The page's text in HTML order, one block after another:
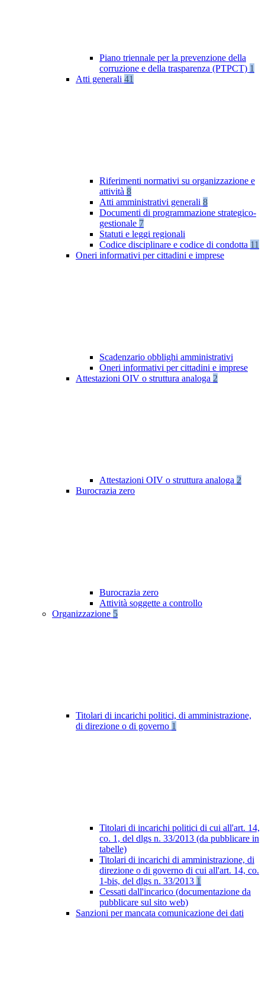
Piano triennale per la prevenzione della
corruzione e della trasparenza (PTPCT) 1
Atti generali 41
Riferimenti normativi su organizzazione e
attività 8
Atti amministrativi generali 8
Documenti di programmazione strategico-
gestionale 7
Statuti e leggi regionali
Codice disciplinare e codice di condotta 11
Oneri informativi per cittadini e imprese
Scadenzario obblighi amministrativi
Oneri informativi per cittadini e imprese
Attestazioni OIV o struttura analoga 2
Attestazioni OIV o struttura analoga 2
Burocrazia zero
Burocrazia zero
Attività soggette a controllo
Organizzazione 5
Titolari di incarichi politici, di amministrazione,
di direzione o di governo 1
Titolari di incarichi politici di cui all'art. 14,
co. 1, del dlgs n. 33/2013 (da pubblicare in
tabelle)
Titolari di incarichi di amministrazione, di
direzione o di governo di cui all'art. 14, co.
1-bis, del dlgs n. 33/2013 1
Cessati dall'incarico (documentazione da
pubblicare sul sito web)
Sanzioni per mancata comunicazione dei dati